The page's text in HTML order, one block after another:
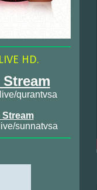
HD.
qurantvsa
Stream
sunnatvsa